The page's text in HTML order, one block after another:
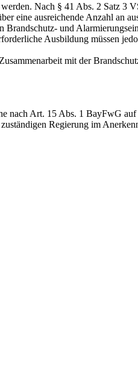
Nach § 41 Abs. 2 Satz 3
eine ausreichende Anzahl an
und
Ausbildung müssen
mit der
nach Art. 15 Abs. 1 BayFwG
Regierung im